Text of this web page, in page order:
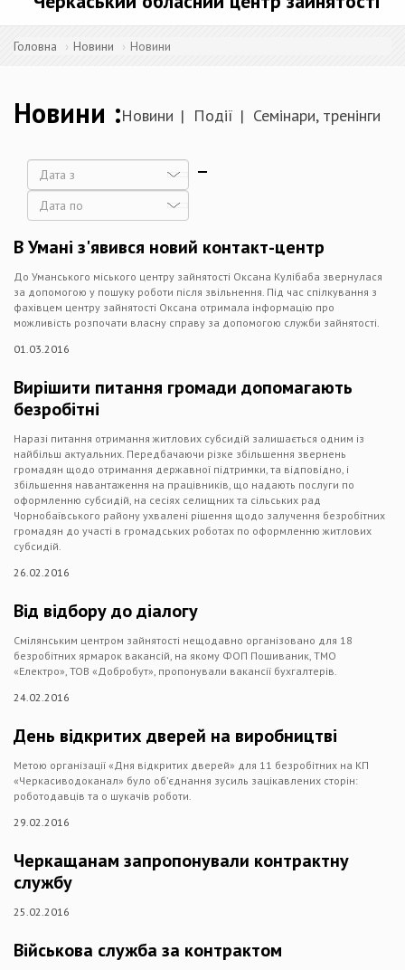
Головна Новини Новини
Новини Новини Події Семінари, тренінги
Дата
В Умані з'явився новий контакт-центр
До Уманського міського центру зайнятості Оксана Кулібаба звернулася
за допомогою у пошуку роботи після звільнення. Під час спілкування з
фахівцем центру зайнятості Оксана отримала інформацію про
можливість розпочати власну справу за допомогою служби зайнятості.
01.03.2016
Вирішити питання громади допомагають
безробітні
Наразі питання отримання житлових субсидій залишається одним із
найбільш актуальних. Передбачаючи різке збільшення звернень
громадян щодо отримання державної підтримки, та відповідно, і
збільшення навантаження на працівників, що надають послуги по
оформленню субсидій, на сесіях селищних та сільських рад
Чорнобаївського району ухвалені рішення щодо залучення безробітних
громадян до участі в громадських роботах по оформленню житлових
субсидій.
26.02.2016
Від відбору до діалогу
Смілянським центром зайнятості нещодавно організовано для 18
безробітних ярмарок вакансій, на якому ФОП Пошиваник, ТМО
«Електро», ТОВ «Добробут», пропонували вакансії бухгалтерів.
24.02.2016
День відкритих дверей на виробництві
Метою організації «Дня відкритих дверей» для 11 безробітних на КП
«Черкасиводоканал» було об’єднання зусиль зацікавлених сторін:
роботодавців та о шукачів роботи.
29.02.2016
Черкащанам запропонували контрактну
службу
25.02.2016
Військова служба за контрактом